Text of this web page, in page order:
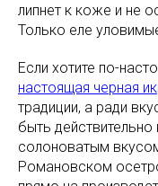
липнет к коже и не
Только еле
Если хотите по-
настоящая черная
традиции, а ради
быть
солоноватым
Романовском